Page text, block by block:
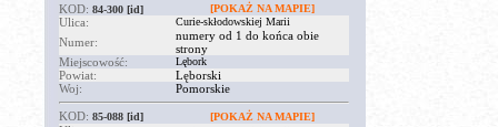
KOD: 84-300 [id] [POKAŻ NA MAPIE]
Ulica: Curie-skłodowskiej Marii
Numer:
numery od 1 do końca obie
strony
Miejscowość:
Lębork
Powiat:
Lęborski
Woj:
Pomorskie
KOD: 85-088 [id] [POKAŻ NA MAPIE]